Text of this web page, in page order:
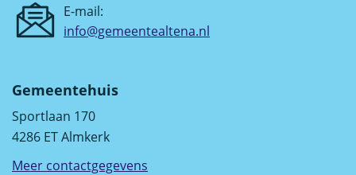
E-mail:
info@gemeentealtena.nl
Gemeentehuis
Sportlaan 170
4286 ET Almkerk
Meer contactgegevens